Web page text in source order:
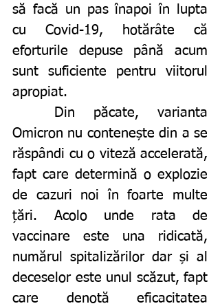
să facă un pas înapoi în lupta
cu Covid-19, hotărâte că
eforturile depuse până acum
sunt suficiente pentru viitorul
apropiat.
Omicron nu contenește din a se
răspândi cu o viteză accelerată,
fapt care determină o explozie
de cazuri noi în foarte multe
țări. Acolo unde rata de
vaccinare este una ridicată,
numărul spitalizărilor dar și al
deceselor este unul scăzut, fapt
care denotă eficacitatea